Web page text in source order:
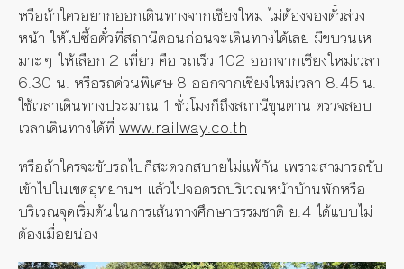
หรือถ้าใครอยากออกเดินทางจากเชียงใหม่ ไม่ต้องจองตั๋วล่วง
หน้า ให้ไปซื้อตั๋วที่สถานีตอนก่อนจะเดินทางได้เลย มีขบวนเห
มาะๆ ให้เลือก 2 เที่ยว คือ รถเร็ว 102 ออกจากเชียงใหม่เวลา
6.30 น. หรือรถด่วนพิเศษ 8 ออกจากเชียงใหม่เวลา 8.45 น.
ใช้เวลาเดินทางประมาณ 1 ชั่วโมงก็ถึงสถานีขุนตาน ตรวจสอบ
เวลาเดินทางได้ที่ www.railway.co.th
หรือถ้าใครจะขับรถไปก็สะดวกสบายไม่แพ้กัน เพราะสามารถขับ
เข้าไปในเขตอุทยานฯ แล้วไปจอดรถบริเวณหน้าบ้านพักหรือ
บริเวณจุดเริ่มต้นในการเส้นทางศึกษาธรรมชาติ ย.4 ได้แบบไม่
ต้องเมื่อยน่อง